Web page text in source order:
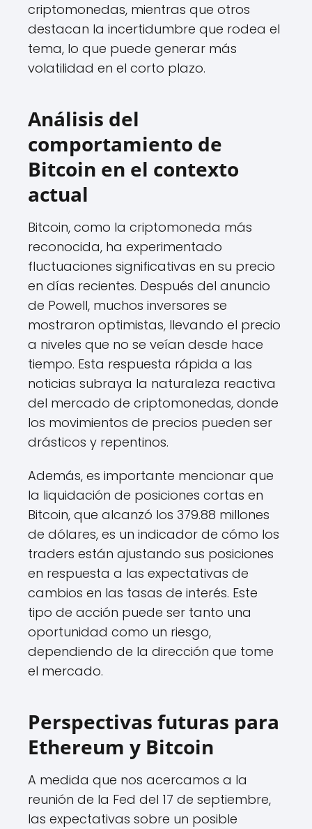
criptomonedas, mientras que otros
destacan la incertidumbre que rodea el
tema, lo que puede generar más
volatilidad en el corto plazo.
Análisis del
comportamiento de
Bitcoin en el contexto
actual
Bitcoin, como la criptomoneda más
reconocida, ha experimentado
fluctuaciones significativas en su precio
en días recientes. Después del anuncio
de Powell, muchos inversores se
mostraron optimistas, llevando el precio
a niveles que no se veían desde hace
tiempo. Esta respuesta rápida a las
noticias subraya la naturaleza reactiva
del mercado de criptomonedas, donde
los movimientos de precios pueden ser
drásticos y repentinos.
Además, es importante mencionar que
la liquidación de posiciones cortas en
Bitcoin, que alcanzó los 379.88 millones
de dólares, es un indicador de cómo los
traders están ajustando sus posiciones
en respuesta a las expectativas de
cambios en las tasas de interés. Este
tipo de acción puede ser tanto una
oportunidad como un riesgo,
dependiendo de la dirección que tome
el mercado.
Perspectivas futuras para
Ethereum y Bitcoin
A medida que nos acercamos a la
reunión de la Fed del 17 de septiembre,
las expectativas sobre un posible